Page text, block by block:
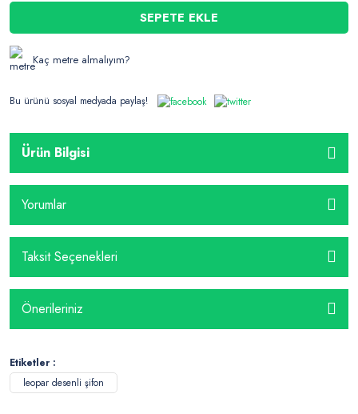
SEPETE EKLE
Kaç metre almalıyım?
Bu ürünü sosyal medyada paylaş!
Ürün Bilgisi
Yorumlar
Taksit Seçenekleri
Önerileriniz
Etiketler :
leopar desenli şifon